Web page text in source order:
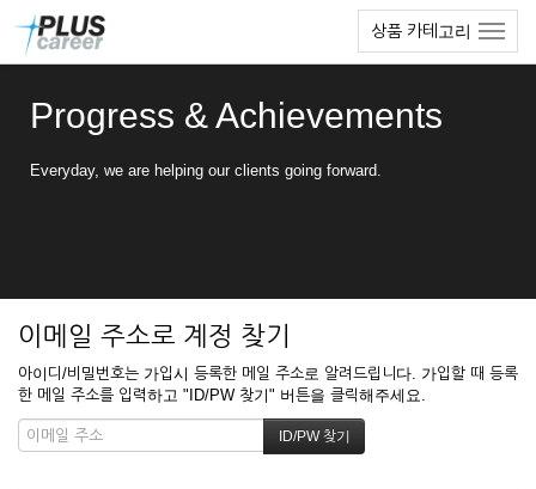
상품 카테고리
Progress & Achievements
Everyday, we are helping our clients going forward.
이메일 주소로 계정 찾기
아이디/비밀번호는 가입시 등록한 메일 주소로 알려드립니다. 가입할 때 등록
한 메일 주소를 입력하고 "ID/PW 찾기" 버튼을 클릭해주세요.